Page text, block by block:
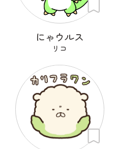
にゃウルス
リコ